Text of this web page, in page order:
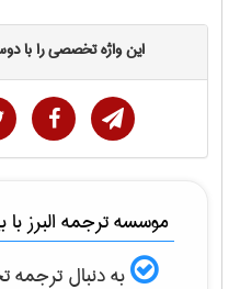
این واژه تخصصی را با
موسسه ترجمه البرز
به دنبال